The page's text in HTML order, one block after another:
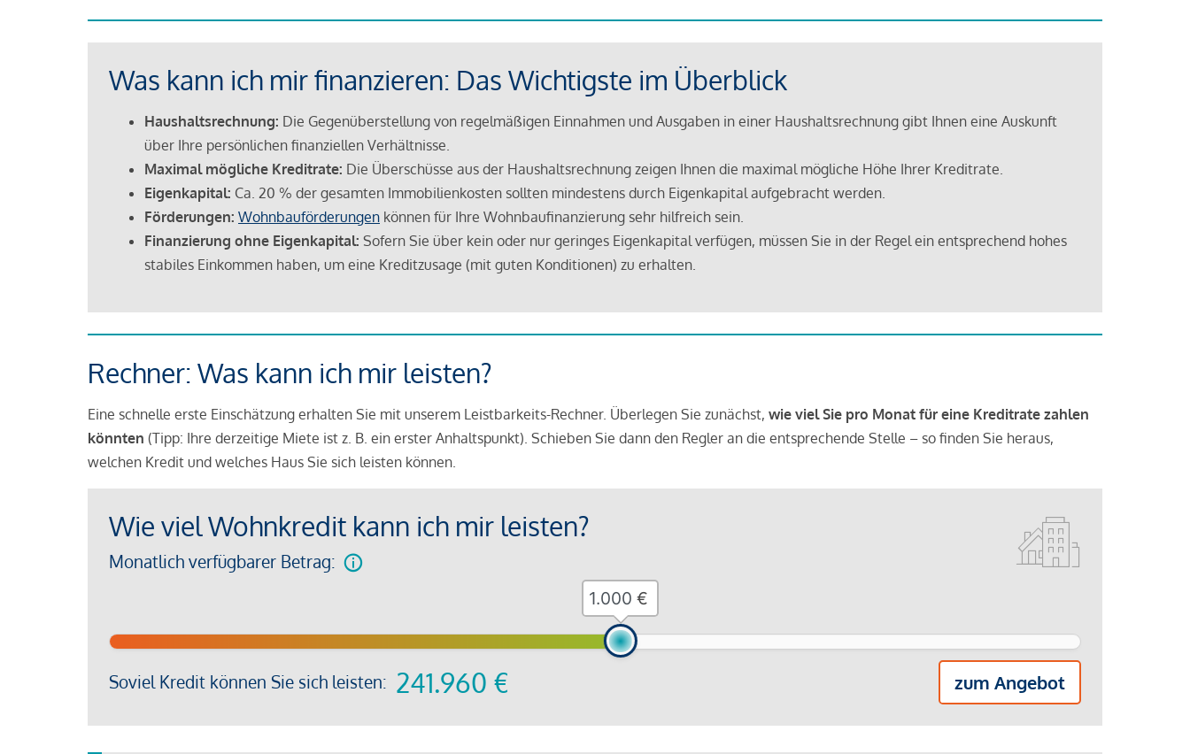
Was kann ich mir finanzieren: Das Wichtigste im Überblick
Haushaltsrechnung: Die Gegenüberstellung von regelmäßigen Einnahmen und Ausgaben in einer Haushaltsrechnung gibt Ihnen eine Auskunft
über Ihre persönlichen finanziellen Verhältnisse.
Maximal mögliche Kreditrate: Die Überschüsse aus der Haushaltsrechnung zeigen Ihnen die maximal mögliche Höhe Ihrer Kreditrate.
Eigenkapital: Ca. 20 % der gesamten Immobilienkosten sollten mindestens durch Eigenkapital aufgebracht werden.
Förderungen: Wohnbauförderungen können für Ihre Wohnbaufinanzierung sehr hilfreich sein.
Finanzierung ohne Eigenkapital: Sofern Sie über kein oder nur geringes Eigenkapital verfügen, müssen Sie in der Regel ein entsprechend hohes
stabiles Einkommen haben, um eine Kreditzusage (mit guten Konditionen) zu erhalten.
Rechner: Was kann ich mir leisten?
Eine schnelle erste Einschätzung erhalten Sie mit unserem Leistbarkeits-Rechner. Überlegen Sie zunächst, wie viel Sie pro Monat für eine Kreditrate zahlen
könnten (Tipp: Ihre derzeitige Miete ist z. B. ein erster Anhaltspunkt). Schieben Sie dann den Regler an die entsprechende Stelle – so finden Sie heraus,
welchen Kredit und welches Haus Sie sich leisten können.
Wie viel Wohnkredit kann ich mir leisten?
Monatlich verfügbarer Betrag:
Soviel Kredit können Sie sich leisten: 241.960 € zum Angebot
€